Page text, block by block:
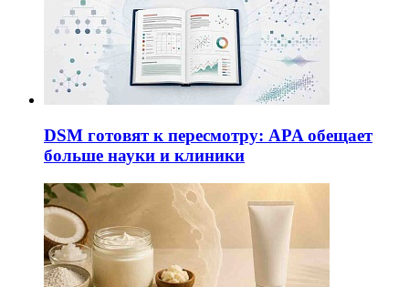
DSM готовят к пересмотру: APA обещает
больше науки и клиники